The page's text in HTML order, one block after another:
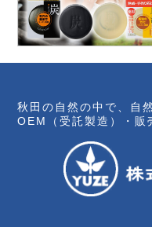
秋田の自然の中で、自
OEM（受託製造）・販